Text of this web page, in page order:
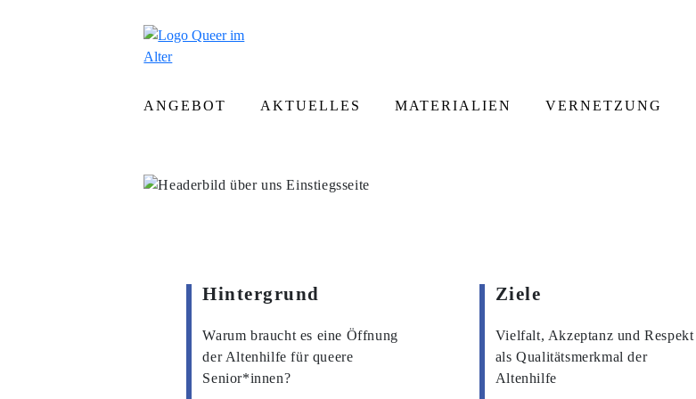
ANGEBOT AKTUELLES MATERIALIEN VERNETZUNG
Hintergrund
Warum braucht es eine Öffnung
der Altenhilfe für queere
Senior*innen?
Ziele
Vielfalt, Akzeptanz und Respekt
als Qualitätsmerkmal der
Altenhilfe